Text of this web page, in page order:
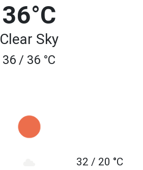
36°C
Clear Sky
36 / 36 °C
32 / 20 °C